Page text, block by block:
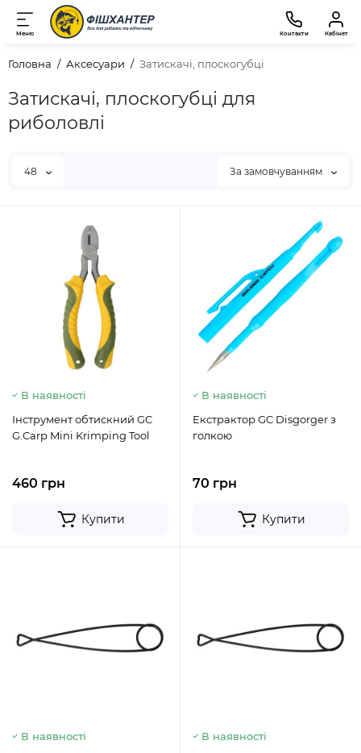
Меню Контакти Кабінет
Головна Аксесуари Затискачі, плоскогубці
Затискачі, плоскогубці для
риболовлі
48 За замовчуванням
В наявності
Інструмент обтискний GC
G.Carp Mini Krimping Tool
460 грн
Купити
В наявності
Екстрактор GC Disgorger з
голкою
70 грн
Купити
В наявності
В наявності